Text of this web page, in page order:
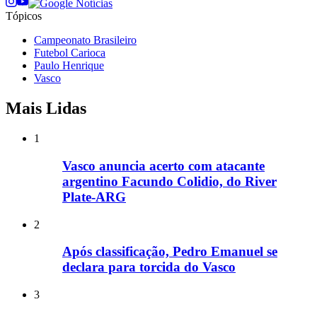
Tópicos
Campeonato Brasileiro
Futebol Carioca
Paulo Henrique
Vasco
Mais Lidas
1
Vasco anuncia acerto com atacante
argentino Facundo Colidio, do River
Plate-ARG
2
Após classificação, Pedro Emanuel se
declara para torcida do Vasco
3